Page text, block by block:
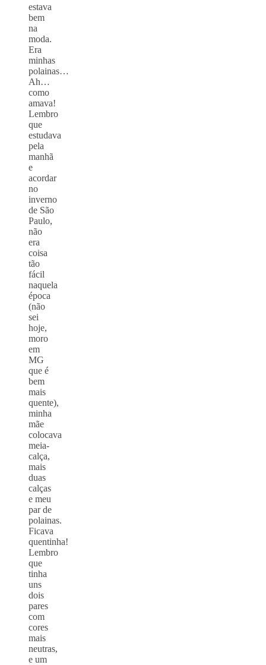
estava
bem
na
moda.
Era
minhas
polainas…
Ah…
como
amava!
Lembro
que
estudava
pela
manhã
e
acordar
no
inverno
de São
Paulo,
não
era
coisa
tão
fácil
naquela
época
(não
sei
hoje,
moro
em
MG
que é
bem
mais
quente),
minha
mãe
colocava
meia-
calça,
mais
duas
calças
e meu
par de
polainas.
Ficava
quentinha!
Lembro
que
tinha
uns
dois
pares
com
cores
mais
neutras,
e um